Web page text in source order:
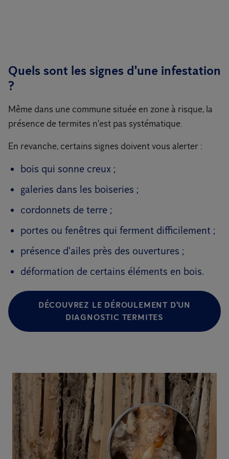
Quels sont les signes d'une infestation
?
Même dans une commune située en zone à risque, la
présence de termites n'est pas systématique.
En revanche, certains signes doivent vous alerter :
bois qui sonne creux ;
galeries dans les boiseries ;
cordonnets de terre ;
portes ou fenêtres qui ferment difficilement ;
présence d'ailes près des ouvertures ;
déformation de certains éléments en bois.
DÉCOUVREZ LE DÉROULEMENT D'UN
DIAGNOSTIC TERMITES